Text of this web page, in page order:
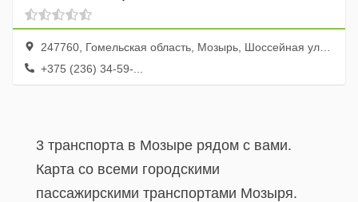
247760, Гомельская область, Мозырь, Шоссейная улица, 30
+375 (236) 34-59-...
3 транспорта в Мозыре рядом с вами.
Карта со всеми городскими
пассажирскими транспортами Мозыря.